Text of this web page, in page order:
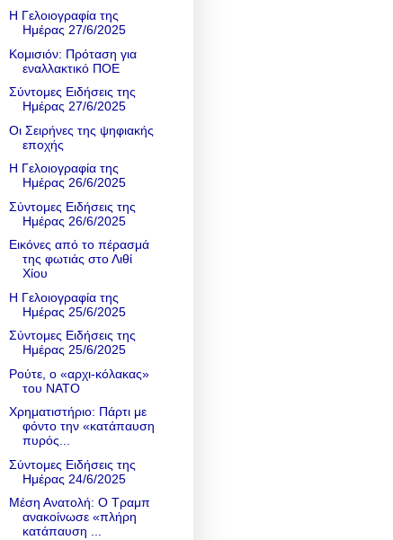
Η Γελοιογραφία της
Ημέρας 27/6/2025
Κομισιόν: Πρόταση για
εναλλακτικό ΠΟΕ
Σύντομες Ειδήσεις της
Ημέρας 27/6/2025
Οι Σειρήνες της ψηφιακής
εποχής
Η Γελοιογραφία της
Ημέρας 26/6/2025
Σύντομες Ειδήσεις της
Ημέρας 26/6/2025
Εικόνες από το πέρασμά
της φωτιάς στο Λιθί
Χίου
Η Γελοιογραφία της
Ημέρας 25/6/2025
Σύντομες Ειδήσεις της
Ημέρας 25/6/2025
Ρούτε, ο «αρχι-κόλακας»
του ΝΑΤΟ
Χρηματιστήριο: Πάρτι με
φόντο την «κατάπαυση
πυρός...
Σύντομες Ειδήσεις της
Ημέρας 24/6/2025
Μέση Ανατολή: Ο Τραμπ
ανακοίνωσε «πλήρη
κατάπαυση ...